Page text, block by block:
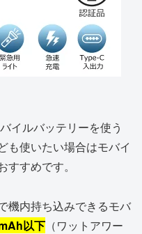
イルバッテリーを使う
も使いたい場合はモバイ
すめです。
機内持ち込みできるモバ
以下 （ワットアワー